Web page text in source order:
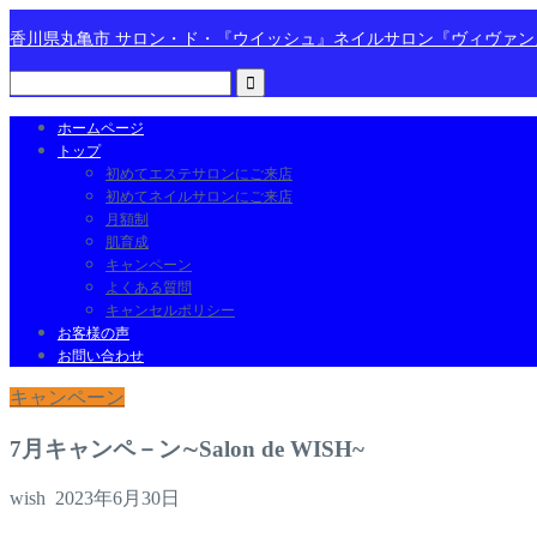
香川県丸亀市 サロン・ド・『ウイッシュ』ネイルサロン『ヴィヴァ
ホームページ
トップ
初めてエステサロンにご来店
初めてネイルサロンにご来店
月額制
肌育成
キャンペーン
よくある質問
キャンセルポリシー
お客様の声
お問い合わせ
キャンペーン
7月キャンペ－ン∼Salon de WISH~
wish 2023年6月30日